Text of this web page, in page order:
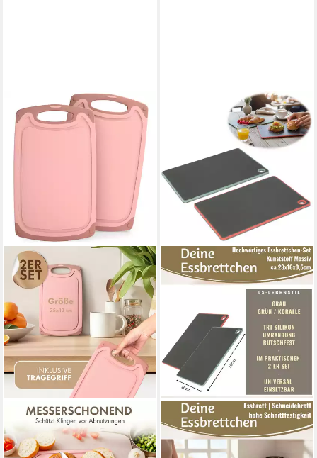
BLUMTAL
Frühstücksbrett Blumtal
Frühstücksbrettchen
LS-LEBENSTIL
Frühstücksbrett 2x
Kunststoff Essbrettchen